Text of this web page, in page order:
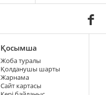
Қосымша
Жоба туралы
Қолданушы шарты
Жарнама
Сайт картасы